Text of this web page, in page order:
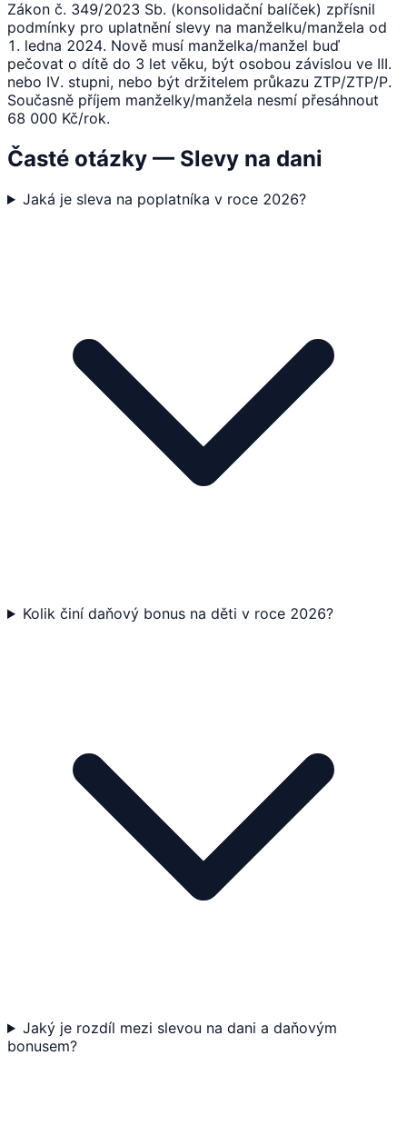
Zákon č. 349/2023 Sb. (konsolidační balíček) zpřísnil
podmínky pro uplatnění slevy na manželku/manžela od
1. ledna 2024. Nově musí manželka/manžel buď
pečovat o dítě do 3 let věku, být osobou závislou ve III.
nebo IV. stupni, nebo být držitelem průkazu ZTP/ZTP/P.
Současně příjem manželky/manžela nesmí přesáhnout
68 000 Kč/rok.
Časté otázky — Slevy na dani
Jaká je sleva na poplatníka v roce 2026?
Kolik činí daňový bonus na děti v roce 2026?
Jaký je rozdíl mezi slevou na dani a daňovým
bonusem?